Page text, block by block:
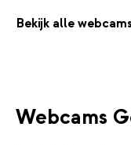
Bekijk alle
Webcams